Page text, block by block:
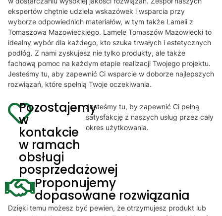
ekspertów chętnie udziela wskazówek i wsparcia przy
wyborze odpowiednich materiałów, w tym także Lameli z
Tomaszowa Mazowieckiego. Lamele Tomaszów Mazowiecki to
idealny wybór dla każdego, kto szuka trwałych i estetycznych
podłóg. Z nami zyskujesz nie tylko produkty, ale także
fachową pomoc na każdym etapie realizacji Twojego projektu.
Jesteśmy tu, aby zapewnić Ci wsparcie w doborze najlepszych
rozwiązań, które spełnią Twoje oczekiwania.
Pozostajemy
w
kontakcie
w ramach
obsługi
posprzedażowej
Jesteśmy tu, by zapewnić Ci pełną
satysfakcję z naszych usług przez cały
okres użytkowania.
Proponujemy
dopasowane rozwiązania
Dzięki temu możesz być pewien, że otrzymujesz produkt lub